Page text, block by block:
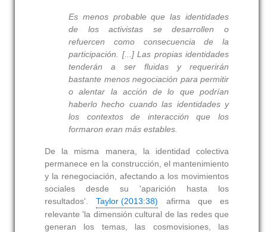
Es menos probable que las identidades
de los activistas se desarrollen o
refuercen como consecuencia de la
participación. [...] Las propias identidades
tenderán a ser fluidas y requerirán
bastante menos negociación para permitir
o alentar la acción de lo que podrían
haberlo hecho cuando las identidades y
los contextos de interacción que los
formaron eran más estables.
De la misma manera, la identidad colectiva
permanece en la construcción, el mantenimiento
y la renegociación, afectando a los movimientos
sociales desde su 'aparición hasta los
resultados'.Taylor (2013:38) afirma que es
relevante 'la dimensión cultural de las redes que
generan los temas, las cosmovisiones, las